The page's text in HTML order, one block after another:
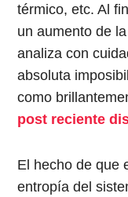
térmico, etc. Al
un aumento de
analiza con
absoluta
como
post reciente
El hecho de que
entropía del